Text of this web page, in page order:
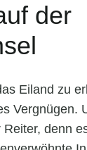
der
Eiland zu
Vergnügen.
Reiter, denn